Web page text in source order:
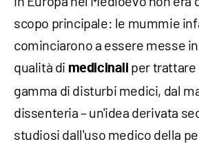
scopo principale: le mummie
cominciarono a essere messe
qualità di medicinali per trattare
gamma di disturbi medici, dal
dissenteria – un'idea derivata
studiosi dall'uso medico della